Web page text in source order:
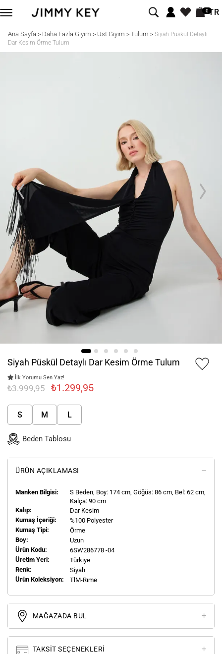
0TR
Ana Sayfa > Daha Fazla Giyim > Üst Giyim > Tulum > Siyah Püskül Detaylı
Dar Kesim Örme Tulum
Siyah Püskül Detaylı Dar Kesim Örme Tulum
İlk Yorumu Sen Yaz!
₺3.999,95 ₺1.299,95
S M L
Beden Tablosu
ÜRÜN AÇIKLAMASI
Manken Bilgisi: S Beden, Boy: 174 cm, Göğüs: 86 cm, Bel: 62 cm,
Kalça: 90 cm
Kalıp:
Dar Kesim
Kumaş İçeriği:
%100 Polyester
Kumaş Tipi:
Örme
Boy:
Uzun
Ürün Kodu:
6SW286778 -04
Üretim Yeri:
Türkiye
Renk:
Siyah
Ürün Koleksiyon:
TlM-Rıme
MAĞAZADA BUL
TAKSIT SEÇENEKLERI